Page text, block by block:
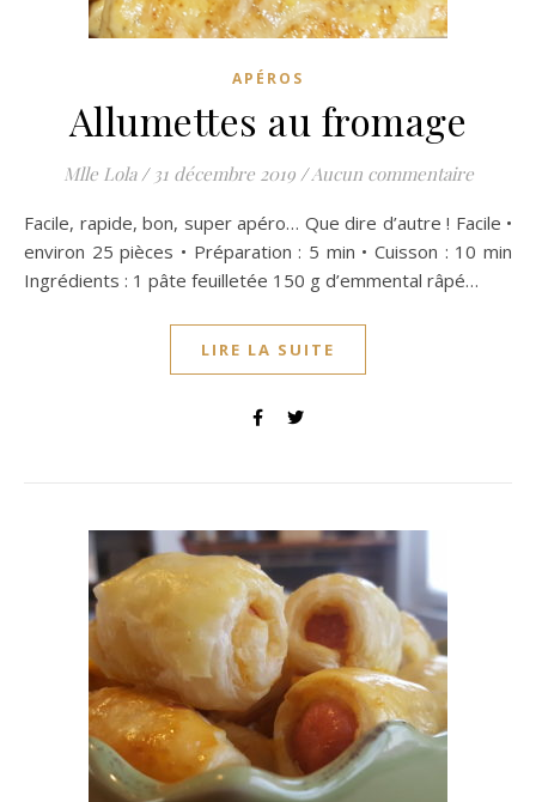
APÉROS
Allumettes au fromage
Mlle Lola / 31 décembre 2019 /Aucun commentaire
Facile, rapide, bon, super apéro… Que dire d’autre ! Facile •
environ 25 pièces • Préparation : 5 min • Cuisson : 10 min
Ingrédients : 1 pâte feuilletée 150 g d’emmental râpé…
LIRE LA SUITE